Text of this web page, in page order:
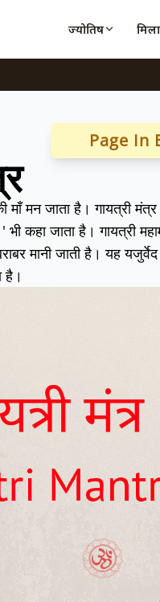
ज्योतिष
Page In
माँ मन जाता है। गायत्री
कहा जाता है। गायत्री
मानी जाती है। यह
है।